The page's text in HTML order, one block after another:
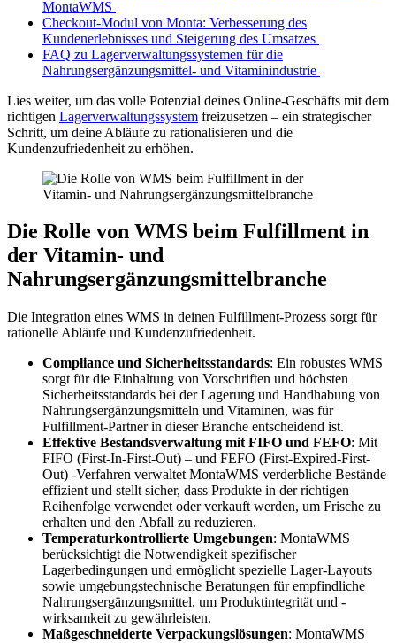
MontaWMS
Checkout-Modul von Monta: Verbesserung des
Kundenerlebnisses und Steigerung des Umsatzes
FAQ zu Lagerverwaltungssystemen für die
Nahrungsergänzungsmittel- und Vitaminindustrie
Lies weiter, um das volle Potenzial deines Online-Geschäfts mit dem
richtigen Lagerverwaltungssystem freizusetzen – ein strategischer
Schritt, um deine Abläufe zu rationalisieren und die
Kundenzufriedenheit zu erhöhen.
Die Rolle von WMS beim Fulfillment in
der Vitamin- und
Nahrungsergänzungsmittelbranche
Die Integration eines WMS in deinen Fulfillment-Prozess sorgt für
rationelle Abläufe und Kundenzufriedenheit.
Compliance und Sicherheitsstandards: Ein robustes WMS
sorgt für die Einhaltung von Vorschriften und höchsten
Sicherheitsstandards bei der Lagerung und Handhabung von
Nahrungsergänzungsmitteln und Vitaminen, was für
Fulfillment-Partner in dieser Branche entscheidend ist.
Effektive Bestandsverwaltung mit FIFO und FEFO: Mit
FIFO (First-In-First-Out) – und FEFO (First-Expired-First-
Out) -Verfahren verwaltet MontaWMS verderbliche Bestände
effizient und stellt sicher, dass Produkte in der richtigen
Reihenfolge verwendet oder verkauft werden, um Frische zu
erhalten und den Abfall zu reduzieren.
Temperaturkontrollierte Umgebungen: MontaWMS
berücksichtigt die Notwendigkeit spezifischer
Lagerbedingungen und ermöglicht spezielle Lager-Layouts
sowie umgebungstechnische Beratungen für empfindliche
Nahrungsergänzungsmittel, um Produktintegrität und -
wirksamkeit zu gewährleisten.
Maßgeschneiderte Verpackungslösungen: MontaWMS